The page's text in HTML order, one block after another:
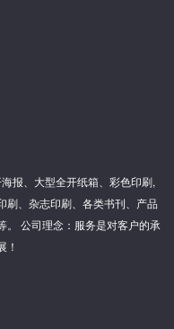
报、大型全开纸箱、彩色印刷,
刷、杂志印刷、各类书刊、产品
。 公司理念：服务是对客户的承
！